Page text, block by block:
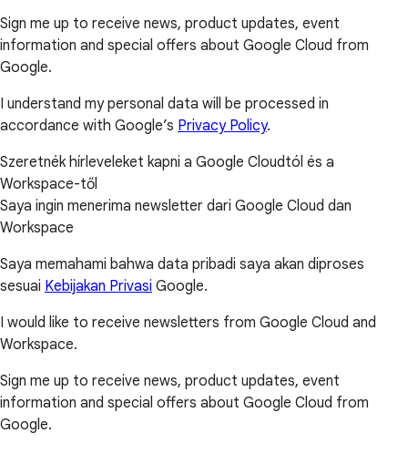
Sign me up to receive news, product updates, event
information and special offers about Google Cloud from
Google.
I understand my personal data will be processed in
accordance with Google’s Privacy Policy.
Szeretnék hírleveleket kapni a Google Cloudtól és a
Workspace-től
Saya ingin menerima newsletter dari Google Cloud dan
Workspace
Saya memahami bahwa data pribadi saya akan diproses
sesuai Kebijakan Privasi Google.
I would like to receive newsletters from Google Cloud and
Workspace.
Sign me up to receive news, product updates, event
information and special offers about Google Cloud from
Google.